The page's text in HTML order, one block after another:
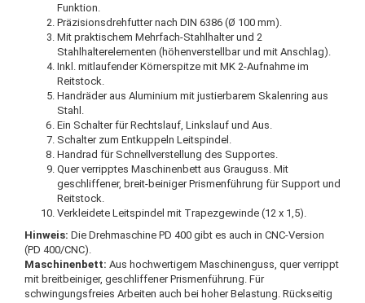
Funktion.
Präzisionsdrehfutter nach DIN 6386 (Ø 100 mm).
Mit praktischem Mehrfach-Stahlhalter und 2
Stahlhalterelementen (höhenverstellbar und mit Anschlag).
Inkl. mitlaufender Körnerspitze mit MK 2-Aufnahme im
Reitstock.
Handräder aus Aluminium mit justierbarem Skalenring aus
Stahl.
Ein Schalter für Rechtslauf, Linkslauf und Aus.
Schalter zum Entkuppeln Leitspindel.
Handrad für Schnellverstellung des Supportes.
Quer verripptes Maschinenbett aus Grauguss. Mit
geschliffener, breit-beiniger Prismenführung für Support und
Reitstock.
Verkleidete Leitspindel mit Trapezgewinde (12 x 1,5).
Hinweis: Die Drehmaschine PD 400 gibt es auch in CNC-Version
(PD 400/CNC).
Maschinenbett: Aus hochwertigem Maschinenguss, quer verrippt
mit breitbeiniger, geschliffener Prismenführung. Für
schwingungsfreies Arbeiten auch bei hoher Belastung. Rückseitig